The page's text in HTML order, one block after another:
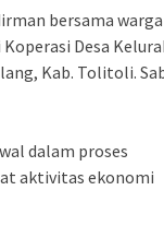
bersama warga
Desa
Kab. Tolitoli.
dalam proses
aktivitas ekonomi